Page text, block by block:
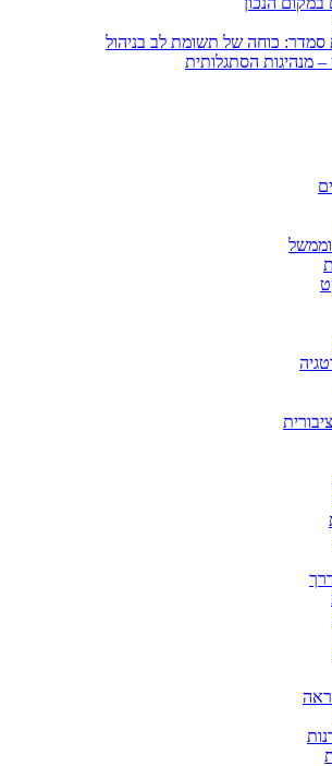
כוחה של תשומת לב בניהול
הסתגלותית